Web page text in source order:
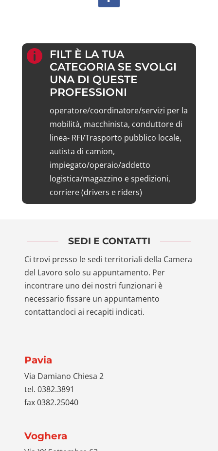
DHL: SIGLATO ACCORDO PER
GEODIS LANDRIANO: SIGLATO

FILT È LA TUA
CATEGORIA SE SVOLGI
UNA DI QUESTE
PROFESSIONI
operatore/coordinatore/servizi per la
mobilità, macchinista, conduttore di
linea- RFI/Trasporto pubblico locale,
autista di camion,
impiegato/operaio/addetto
logistica/magazzino e spedizioni,
corriere (drivers e riders)
SEDI E CONTATTI
Ci trovi presso le sedi territoriali della Camera
del Lavoro solo su appuntamento. Per
incontrare uno dei nostri funzionari è
necessario fissare un appuntamento
contattandoci ai recapiti indicati.
Pavia
Via Damiano Chiesa 2
tel. 0382.3891
fax 0382.25040
Voghera